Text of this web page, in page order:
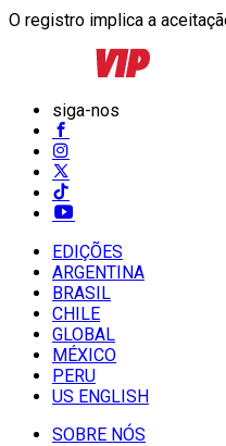
O registro implica a
siga-nos
EDIÇÕES
ARGENTINA
BRASIL
CHILE
GLOBAL
MÉXICO
PERU
US ENGLISH
SOBRE NÓS